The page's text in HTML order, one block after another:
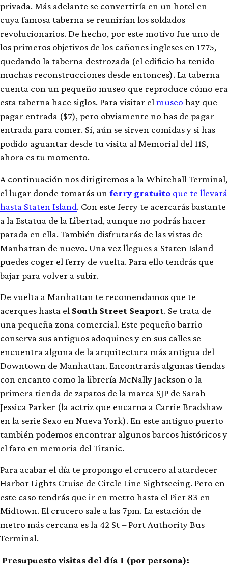
privada. Más adelante se convertiría en un hotel en
cuya famosa taberna se reunirían los soldados
revolucionarios. De hecho, por este motivo fue uno de
los primeros objetivos de los cañones ingleses en 1775,
quedando la taberna destrozada (el edificio ha tenido
muchas reconstrucciones desde entonces). La taberna
cuenta con un pequeño museo que reproduce cómo era
esta taberna hace siglos. Para visitar elmuseo hay que
pagar entrada ($7), pero obviamente no has de pagar
entrada para comer. Sí, aún se sirven comidas y si has
podido aguantar desde tu visita al Memorial del 11S,
ahora es tu momento.
A continuación nos dirigiremos a la Whitehall Terminal,
el lugar donde tomarás un ferry gratuito que te llevará
hasta Staten Island. Con este ferry te acercarás bastante
a la Estatua de la Libertad, aunque no podrás hacer
parada en ella. También disfrutarás de las vistas de
Manhattan de nuevo. Una vez llegues a Staten Island
puedes coger el ferry de vuelta. Para ello tendrás que
bajar para volver a subir.
De vuelta a Manhattan te recomendamos que te
acerques hasta el South Street Seaport. Se trata de
una pequeña zona comercial. Este pequeño barrio
conserva sus antiguos adoquines y en sus calles se
encuentra alguna de la arquitectura más antigua del
Downtown de Manhattan. Encontrarás algunas tiendas
con encanto como la librería McNally Jackson o la
primera tienda de zapatos de la marca SJP de Sarah
Jessica Parker (la actriz que encarna a Carrie Bradshaw
en la serie Sexo en Nueva York). En este antiguo puerto
también podemos encontrar algunos barcos históricos y
el faro en memoria del Titanic.
Para acabar el día te propongo el crucero al atardecer
Harbor Lights Cruise de Circle Line Sightseeing. Pero en
este caso tendrás que ir en metro hasta el Pier 83 en
Midtown. El crucero sale a las 7pm. La estación de
metro más cercana es la 42 St – Port Authority Bus
Terminal.
Presupuesto visitas del día 1 (por persona):